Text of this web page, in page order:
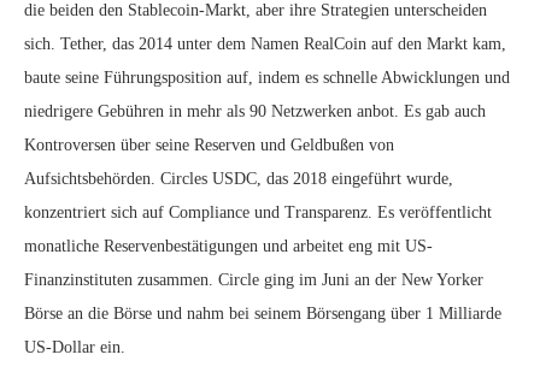
die beiden den Stablecoin-Markt, aber ihre Strategien unterscheiden
sich. Tether, das 2014 unter dem Namen RealCoin auf den Markt kam,
baute seine Führungsposition auf, indem es schnelle Abwicklungen und
niedrigere Gebühren in mehr als 90 Netzwerken anbot. Es gab auch
Kontroversen über seine Reserven und Geldbußen von
Aufsichtsbehörden. Circles USDC, das 2018 eingeführt wurde,
konzentriert sich auf Compliance und Transparenz. Es veröffentlicht
monatliche Reservenbestätigungen und arbeitet eng mit US-
Finanzinstituten zusammen. Circle ging im Juni an der New Yorker
Börse an die Börse und nahm bei seinem Börsengang über 1 Milliarde
US-Dollar ein.